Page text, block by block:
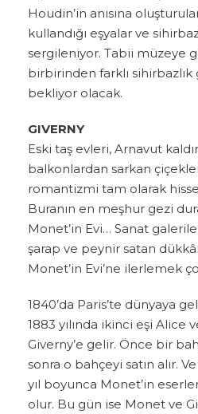
Houdin’in anısına
kullandığı eşyalar ve
sergileniyor. Tabii müzeye
birbirinden farklı
bekliyor olacak.
GIVERNY
Eski taş evleri, Arnavut
balkonlardan sarkan
romantizmi tam olarak
Buranın en meşhur gezi
Monet’in Evi… Sanat
şarap ve peynir satan
Monet’in Evi’ne ilerlemek
1840’da Paris’te dünyaya
1883 yılında ikinci eşi Alice
Giverny’e gelir. Önce bir
sonra o bahçeyi satın alır.
yıl boyunca Monet’in
olur. Bu gün ise Monet ve